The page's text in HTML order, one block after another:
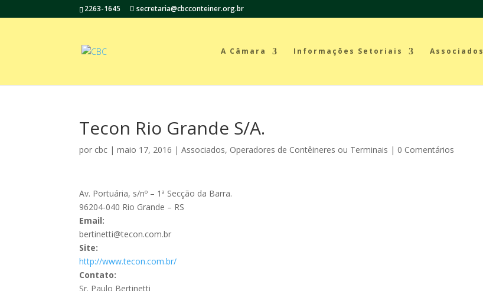
2263-1645 secretaria@cbcconteiner.org.br
A Câmara Informações Setoriais Associados
Tecon Rio Grande S/A.
por cbc |maio 17, 2016 |Associados, Operadores de Contêineres ou Terminais | 0 Comentários
Av. Portuária, s/nº – 1ª Secção da Barra.
96204-040 Rio Grande – RS
Email:
bertinetti@tecon.com.br
Site:
http://www.tecon.com.br/
Contato:
Sr. Paulo Bertinetti